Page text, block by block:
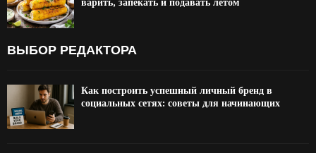
ВЫБОР РЕДАКТОРА
Как построить успешный личный бренд в
социальных сетях: советы для начинающих